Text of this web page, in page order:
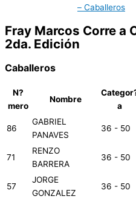
– Caballeros
Fray Marcos Corre a
2da. Edición
Caballeros
N?
mero
Nombre
a
86
GABRIEL
PANAVES
36 - 50
71
RENZO
BARRERA
36 - 50
57
JORGE
GONZALEZ
36 - 50